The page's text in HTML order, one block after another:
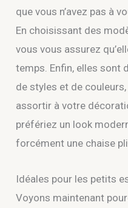
que vous n’avez pas à
En choisissant des
vous vous assurez
temps. Enfin, elles sont
de styles et de
assortir à votre
préfériez un look
forcément une chaise
Idéales pour les petits
Voyons maintenant